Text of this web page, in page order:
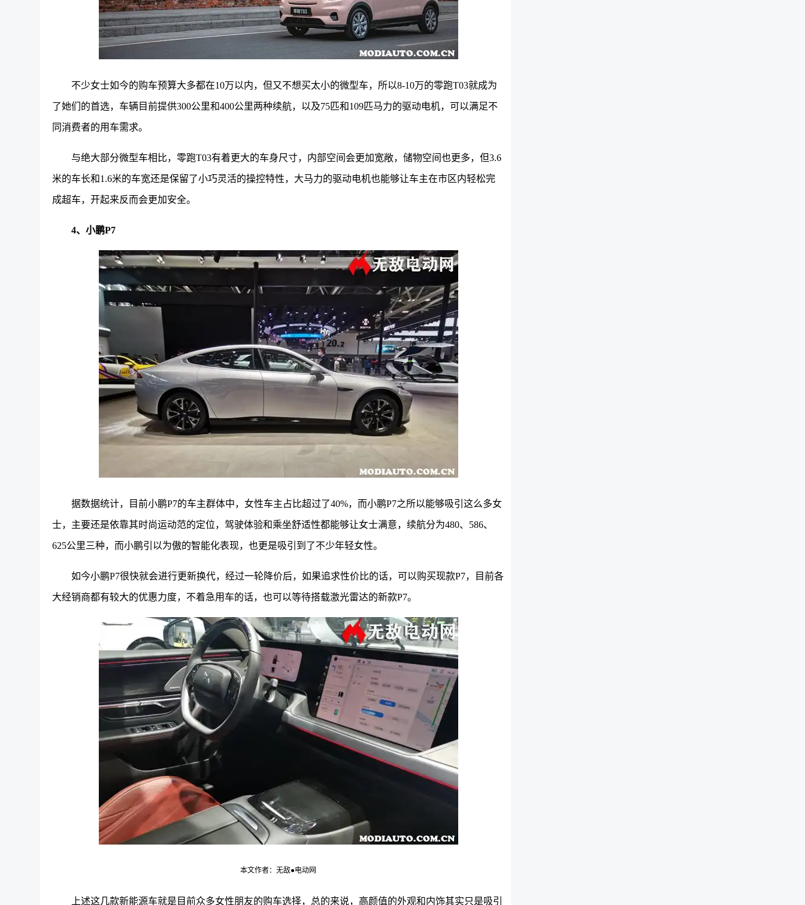
不少女士如今的购车预算大多都在10万以内，但又不想买太小的微型车，所以8-10万的零跑T03就成为
了她们的首选，车辆目前提供300公里和400公里两种续航，以及75匹和109匹马力的驱动电机，可以满足不
同消费者的用车需求。
与绝大部分微型车相比，零跑T03有着更大的车身尺寸，内部空间会更加宽敞，储物空间也更多，但3.6
米的车长和1.6米的车宽还是保留了小巧灵活的操控特性，大马力的驱动电机也能够让车主在市区内轻松完
成超车，开起来反而会更加安全。
4、小鹏P7
据数据统计，目前小鹏P7的车主群体中，女性车主占比超过了40%，而小鹏P7之所以能够吸引这么多女
士，主要还是依靠其时尚运动范的定位，驾驶体验和乘坐舒适性都能够让女士满意，续航分为480、586、
625公里三种，而小鹏引以为傲的智能化表现，也更是吸引到了不少年轻女性。
如今小鹏P7很快就会进行更新换代，经过一轮降价后，如果追求性价比的话，可以购买现款P7，目前各
大经销商都有较大的优惠力度，不着急用车的话，也可以等待搭载激光雷达的新款P7。
本文作者：无敌●电动网
上述这几款新能源车就是目前众多女性朋友的购车选择，总的来说，高颜值的外观和内饰其实只是吸引